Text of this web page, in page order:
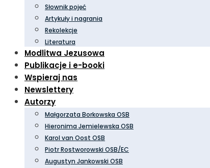
Słownik pojęć
Artykuły i nagrania
Rekolekcje
Literatura
Modlitwa Jezusowa
Publikacje i e-booki
Wspieraj nas
Newslettery
Autorzy
Małgorzata Borkowska OSB
Hieronima Jemielewska OSB
Karol van Oost OSB
Piotr Rostworowski OSB/EC
Augustyn Jankowski OSB